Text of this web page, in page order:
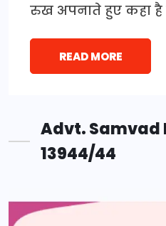
रुख अपनाते हुए कहा
READ MORE
Advt. Samvad
13944/44